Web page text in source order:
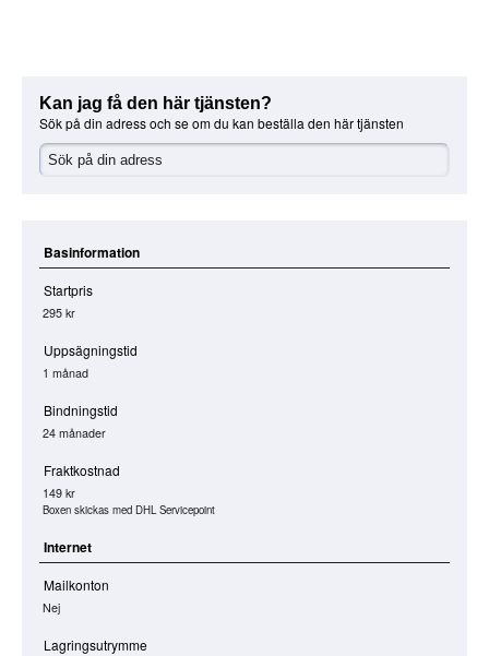
Kan jag få den här tjänsten?
Sök på din adress och se om du kan beställa den här tjänsten
Basinformation
Startpris
295 kr
Uppsägningstid
1 månad
Bindningstid
24 månader
Fraktkostnad
149 kr
Boxen skickas med DHL Servicepoint
Internet
Mailkonton
Nej
Lagringsutrymme